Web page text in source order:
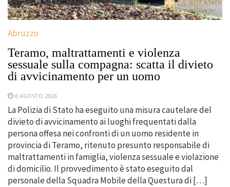
Abruzzo
Teramo, maltrattamenti e violenza
sessuale sulla compagna: scatta il divieto
di avvicinamento per un uomo
6 AGOSTO 2026
La Polizia di Stato ha eseguito una misura cautelare del
divieto di avvicinamento ai luoghi frequentati dalla
persona offesa nei confronti di un uomo residente in
provincia di Teramo, ritenuto presunto responsabile di
maltrattamenti in famiglia, violenza sessuale e violazione
di domicilio. Il provvedimento è stato eseguito dal
personale della Squadra Mobile della Questura di […]